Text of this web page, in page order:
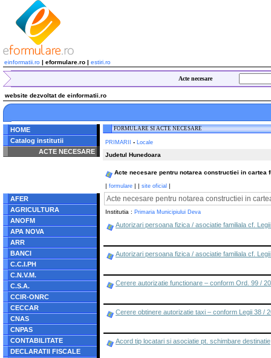
einformatii.ro | eformulare.ro | estiri.ro
Acte necesare
website dezvoltat de einformatii.ro
HOME
Catalog institutii
ACTE NECESARE
/home/eformulare.ro/public_html/navigare/stanga.php
AFER
AGRICULTURA
ANOFM
APA NOVA
ARR
BANCI
C.C.I.PH
C.N.V.M.
C.S.A.
CCIR-ONRC
CECCAR
CNAS
CNPAS
CONTABILITATE
DECLARATII FISCALE
FORMULARE SI ACTE NECESARE
PRIMARII - Locale
Judetul Hunedoara
Acte necesare pentru notarea constructiei in cartea
| formulare | | site oficial |
Acte necesare pentru notarea constructiei in
Institutia : Primaria Municipiului Deva
Autorizari persoana fizica / asociatie familiala cf.
Autorizari persoana fizica / asociatie familiala cf.
Cerere autorizatie functionare – conform Ord. 99 /
Cerere obtinere autorizatie taxi – conform Legii 38 /
Acord tip locatari si asociatie pt. schimbare destinatie